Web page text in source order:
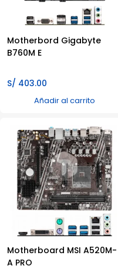
Motherbord Gigabyte
B760M E
S/ 403.00
Añadir al carrito
Motherboard MSI A520M-
A PRO